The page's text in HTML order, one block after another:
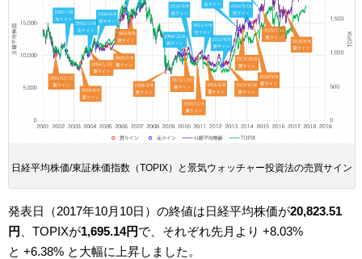
日経平均株価/東証株価指数（TOPIX）と景気ウォッチャー投資法の売買サイン
発表日（2017年10月10日）の終値は日経平均株価が20,823.51
円
、TOPIXが1,695.14円で、それぞれ先月より +8.03%
と +6.38% と大幅に上昇しました。